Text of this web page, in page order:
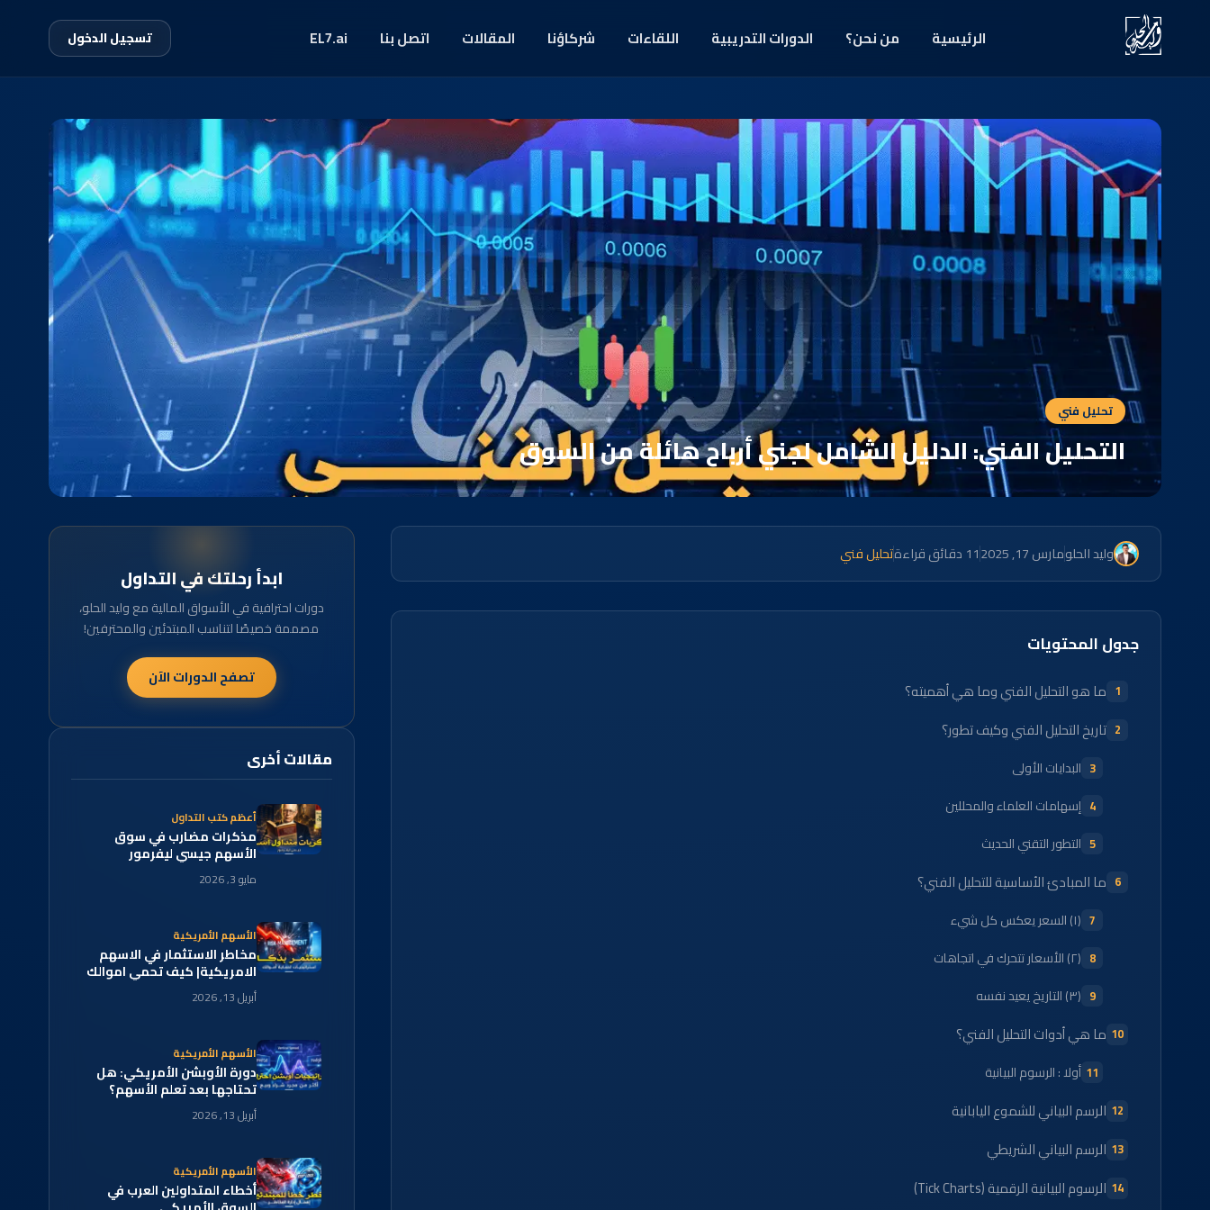
الرئيسية من نحن؟ الدورات التدريبية اللقاءات شركاؤنا المقالات اتصل بنا EL7.ai تسجيل الدخول
تحليل فني
التحليل الفني: الدليل الشامل لجني أرباح هائلة من السوق
وليد الحلومارس 17, 2025 11 دقائق قراءة تحليل فني
جدول المحتويات
ما هو التحليل الفني وما هي أهميته؟
تاريخ التحليل الفني وكيف تطور؟
البدايات الأولى
إسهامات العلماء والمحللين
التطور التقني الحديث
ما المبادئ الأساسية للتحليل الفني؟
(١) السعر يعكس كل شيء
(٢) الأسعار تتحرك في اتجاهات
(٣) التاريخ يعيد نفسه
ما هي أدوات التحليل الفني؟
أولا : الرسوم البيانية
الرسم البياني للشموع اليابانية
الرسم البياني الشريطي
الرسوم البيانية الرقمية (Tick Charts)
ابدأ رحلتك في التداول
دورات احترافية في الأسواق المالية مع وليد الحلو،
مصممة خصيصًا لتناسب المبتدئين والمحترفين!
تصفح الدورات الآن
مقالات أخرى
أعظم كتب التداول
مذكرات مضارب في سوق
الأسهم جيسي ليفرمور
مايو 3, 2026
الأسهم الأمريكية
مخاطر الاستثمار في الاسهم
الامريكية| كيف تحمي اموالك
لتفادي الخسائر
أبريل 13, 2026
الأسهم الأمريكية
دورة الأوبشن الأمريكي: هل
تحتاجها بعد تعلم الأسهم؟
أبريل 13, 2026
الأسهم الأمريكية
أخطاء المتداولين العرب في